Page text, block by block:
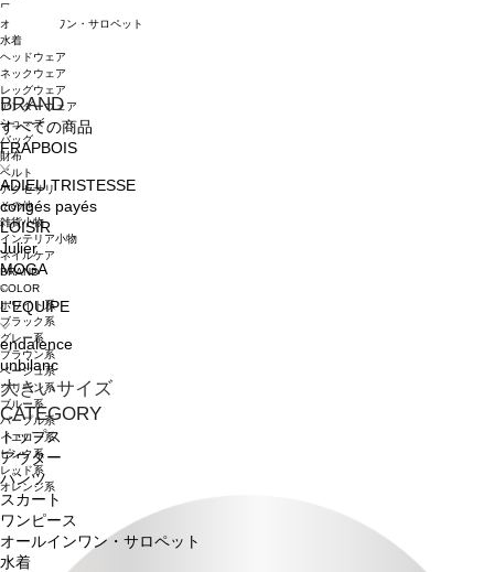
BRAND
すべての商品
FRAPBOIS
ADIEU TRISTESSE
congés payés
LOISIR
Julier
MOGA
L'EQUIPE
endalence
unbilanc
大きいサイズ
CATEGORY
トップス
アウター
パンツ
スカート
ワンピース
オールインワン・サロペット
水着
ワンピース
オールインワン・サロペット
水着
ヘッドウェア
ネックウェア
レッグウェア
アンダーウェア
シューズ
バッグ
財布
ベルト
アクセサリ
その他
雑貨小物
インテリア小物
ネイルケア
BRAND
COLOR
ホワイト系
ブラック系
グレー系
ブラウン系
ベージュ系
グリーン系
ブルー系
パープル系
イエロー系
ピンク系
レッド系
オレンジ系